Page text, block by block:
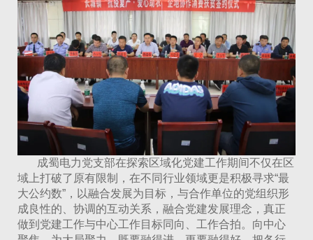
成蜀电力党支部在探索区域化党建工作期间不仅在区
域上打破了原有限制，在不同行业领域更是积极寻求“最
大公约数”，以融合发展为目标，与合作单位的党组织形
成良性的、协调的互动关系，融合党建发展理念，真正
做到党建工作与中心工作目标同向、工作合拍。向中心